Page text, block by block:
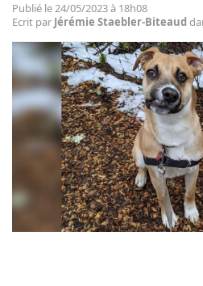
Publié le 24/05/2023 à 18h08
Ecrit par Jérémie Staebler-Biteaud